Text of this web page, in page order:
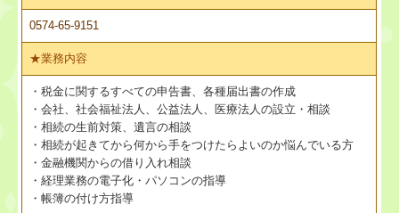
0574-65-9151
★業務内容
・税金に関するすべての申告書、各種届出書の作成
・会社、社会福祉法人、公益法人、医療法人の設立・相談
・相続の生前対策、遺言の相談
・相続が起きてから何から手をつけたらよいのか悩んでいる方
・金融機関からの借り入れ相談
・経理業務の電子化・パソコンの指導
・帳簿の付け方指導